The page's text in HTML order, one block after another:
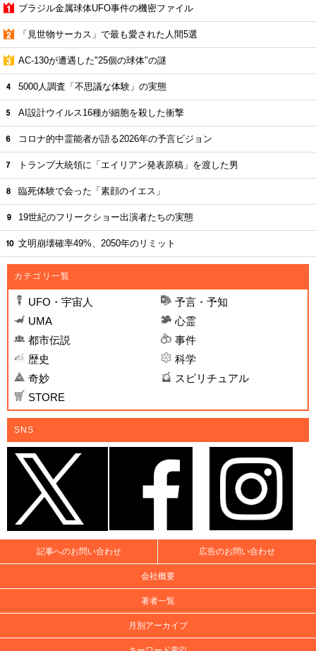
ブラジル金属球体UFO事件の機密ファイル
「見世物サーカス」で最も愛された人間5選
AC-130が遭遇した"25個の球体"の謎
5000人調査「不思議な体験」の実態
AI設計ウイルス16種が細胞を殺した衝撃
コロナ的中霊能者が語る2026年の予言ビジョン
トランプ大統領に「エイリアン発表原稿」を渡した男
臨死体験で会った「素顔のイエス」
19世紀のフリークショー出演者たちの実態
文明崩壊確率49%、2050年のリミット
カテゴリ一覧
UFO・宇宙人
予言・予知
UMA
心霊
都市伝説
事件
歴史
科学
奇妙
スピリチュアル
STORE
SNS
記事へのお問い合わせ 広告のお問い合わせ
会社概要
著者一覧
月別アーカイブ